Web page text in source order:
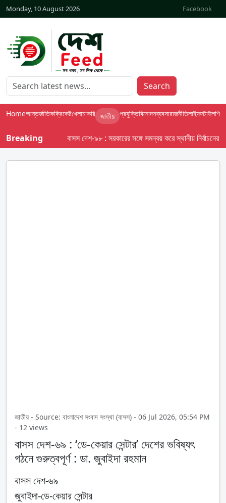
Monday, 10 August 2026 Facebook
Search
Homeআন্তর্জাতিকক্রিকেটখেলাচাকরি জাতীয় প্রযুক্তিবিনোদনব্যবসারাজনীতিলাইফস্টাইলশিক্ষা
Breaking বাসস দেশ-৯৮ : সরকারের সঙ্গে সমন্বয় করে স্থানীয় নির্বাচনের
জাতীয় - Source: বাংলাদেশ সংবাদ সংস্থা (বাসস) - 06 Jul 2026, 05:54 PM
- 12 views
বাসস দেশ-৬৯ : ‘ডে-কেয়ার সেন্টার’ দেশের ভবিষ্যৎ
গঠনে গুরুত্বপূর্ণ : ডা. জুবাইদা রহমান
বাসস দেশ-৬৯
জুবাইদা-ডে-কেয়ার সেন্টার